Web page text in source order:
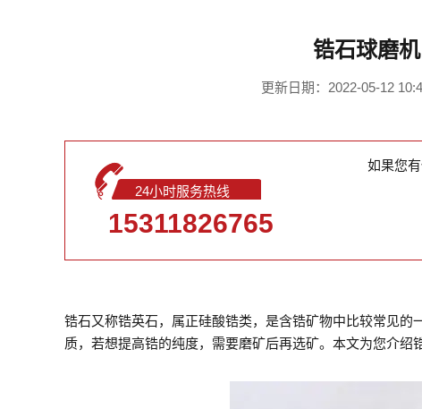
锆石球磨
更新日期：2022-05-12
24小时服务热线
15311826765
如果您
锆石又称锆英石，属正硅酸锆类，是含锆矿物中比较常见
质，若想提高锆的纯度，需要磨矿后再选矿。本文为您介绍